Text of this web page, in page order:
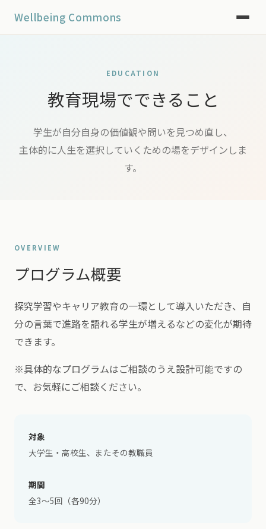
Wellbeing Commons
EDUCATION
教育現場でできること
学生が自分自身の価値観や問いを見つめ直し、
主体的に人生を選択していくための場をデザインしま
す。
OVERVIEW
プログラム概要
探究学習やキャリア教育の一環として導入いただき、自
分の言葉で進路を語れる学生が増えるなどの変化が期待
できます。
※具体的なプログラムはご相談のうえ設計可能ですの
で、お気軽にご相談ください。
対象
大学生・高校生、またその教職員
期間
全3〜5回（各90分）